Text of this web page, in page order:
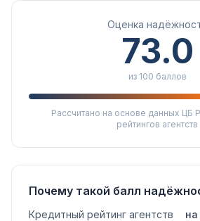
Оценка
73.0
из 100 баллов
Рассчитано на основе данных ЦБ
рейтингов агентств
Почему такой балл
Кредитный рейтинг агентств